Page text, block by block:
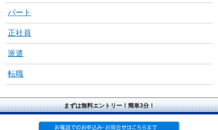
パート
正社員
派遣
転職
まずは無料エントリー！簡単3分！